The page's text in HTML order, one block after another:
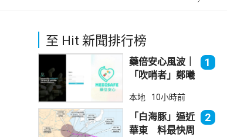
至 Hit 新聞排行榜
藥倍安心風波｜
「吹哨者」鄭曦
進行刑事調查
1
本地 10小時前
「白海豚」逼近
華東 料最快周
2